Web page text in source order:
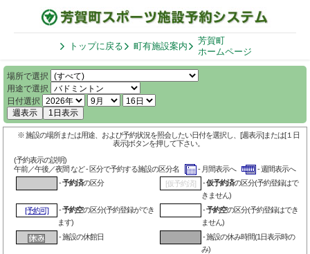
トップに戻る 町有施設案内
芳賀町
ホームページ
場所で選択
用途で選択
日付選択
週表示
1日表示
※ 施設の場所または用途、および予約状況を照会したい日付を選択し、[週表示]または[１日
表示]ボタンを押して下さい。
(予約表示の説明)
午前／午後／夜間 など - 区分で予約する施設の区分名
- 月間表示へ
- 週間表示へ
-予約済の区分 [仮予約済] -仮予約済の区分(予約登録はで
きません)
[予約可]
-予約空の区分(予約登録ができ
ます)
-予約空の区分(予約登録はでき
ません)
- 施設の休館日
- 施設の休み時間(1日表示時の
み)